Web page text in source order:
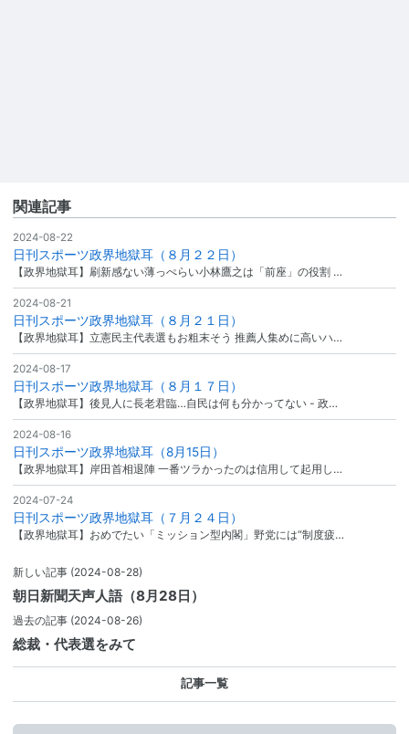
関連記事
2024-08-22
日刊スポーツ政界地獄耳（８月２２日）
【政界地獄耳】刷新感ない薄っぺらい小林鷹之は「前座」の役割 …
2024-08-21
日刊スポーツ政界地獄耳（８月２１日）
【政界地獄耳】立憲民主代表選もお粗末そう 推薦人集めに高いハ…
2024-08-17
日刊スポーツ政界地獄耳（８月１７日）
【政界地獄耳】後見人に長老君臨…自民は何も分かってない - 政…
2024-08-16
日刊スポーツ政界地獄耳（8月15日）
【政界地獄耳】岸田首相退陣 一番ツラかったのは信用して起用し…
2024-07-24
日刊スポーツ政界地獄耳（７月２４日）
【政界地獄耳】おめでたい「ミッション型内閣」野党には“制度疲…
新しい記事 (2024-08-28)
朝日新聞天声人語（8月28日）
過去の記事 (2024-08-26)
総裁・代表選をみて
記事一覧